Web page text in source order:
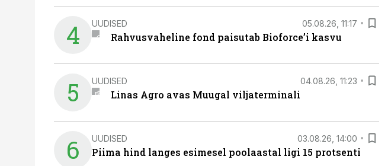
4 UUDISED 05.08.26, 11:17
Rahvusvaheline fond paisutab Bioforce’i kasvu
5 UUDISED 04.08.26, 11:23
Linas Agro avas Muugal viljaterminali
6 UUDISED 03.08.26, 14:00
Piima hind langes esimesel poolaastal ligi 15 protsenti